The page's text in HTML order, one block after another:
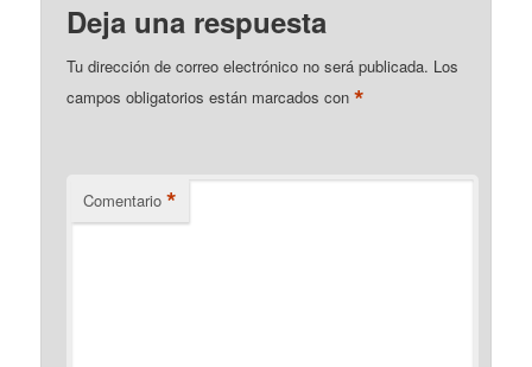
Deja una respuesta
Tu dirección de correo electrónico no será publicada. Los
campos obligatorios están marcados con*
Comentario *